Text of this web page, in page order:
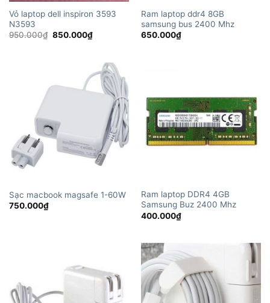
Vỏ laptop dell inspiron 3593
N3593
950.000₫ Giá
850.000₫Giá
hiện
850.000₫.
Ram laptop ddr4 8GB
samsung bus 2400 Mhz
650.000₫
Sạc macbook magsafe 1-60W
750.000₫
Ram laptop DDR4 4GB
Samsung Buz 2400 Mhz
400.000₫